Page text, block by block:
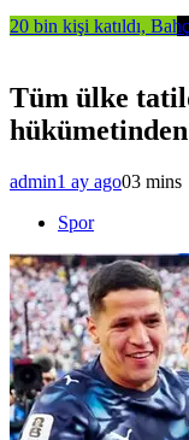
20 bin kişi katıldı,
Tüm ülke
admin1 ay ago03 mins
Spor